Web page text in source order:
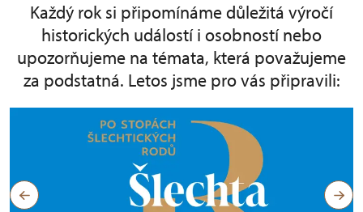
Každý rok si připomínáme důležitá výročí
historických událostí i osobností nebo
upozorňujeme na témata, která považujeme
za podstatná. Letos jsme pro vás připravili: